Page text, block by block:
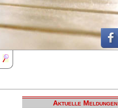
Aktuelle Meldungen